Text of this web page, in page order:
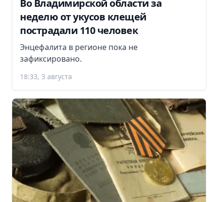
Во Владимирской области за
неделю от укусов клещей
пострадали 110 человек
Энцефалита в регионе пока не
зафиксировано.
18:33, 3 августа